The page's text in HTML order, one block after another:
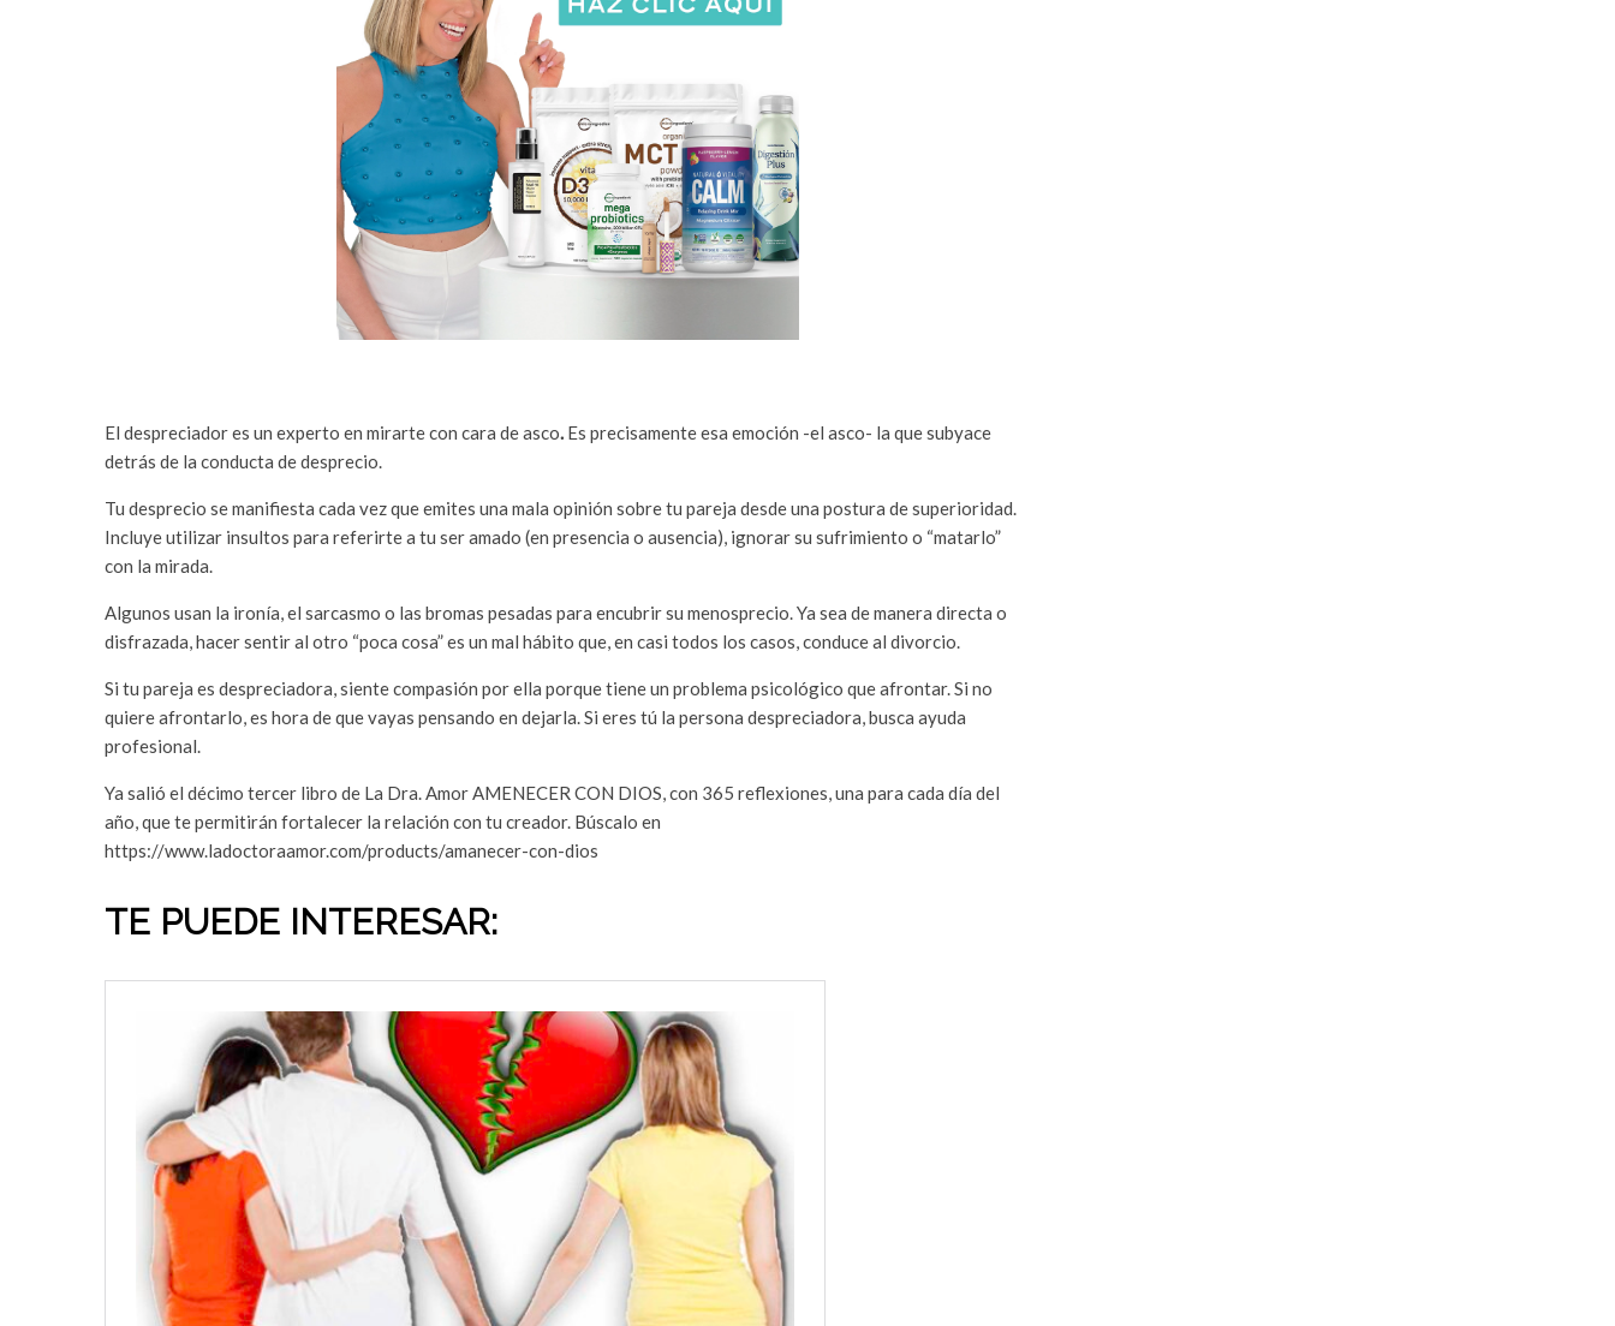
El despreciador es un experto en mirarte con cara de asco. Es precisamente esa emoción -el asco- la que subyace
detrás de la conducta de desprecio.
Tu desprecio se manifiesta cada vez que emites una mala opinión sobre tu pareja desde una postura de superioridad.
Incluye utilizar insultos para referirte a tu ser amado (en presencia o ausencia), ignorar su sufrimiento o “matarlo”
con la mirada.
Algunos usan la ironía, el sarcasmo o las bromas pesadas para encubrir su menosprecio. Ya sea de manera directa o
disfrazada, hacer sentir al otro “poca cosa” es un mal hábito que, en casi todos los casos, conduce al divorcio.
Si tu pareja es despreciadora, siente compasión por ella porque tiene un problema psicológico que afrontar. Si no
quiere afrontarlo, es hora de que vayas pensando en dejarla. Si eres tú la persona despreciadora, busca ayuda
profesional.
Ya salió el décimo tercer libro de La Dra. Amor AMENECER CON DIOS, con 365 reflexiones, una para cada día del
año, que te permitirán fortalecer la relación con tu creador. Búscalo en
https://www.ladoctoraamor.com/products/amanecer-con-dios
TE PUEDE INTERESAR: